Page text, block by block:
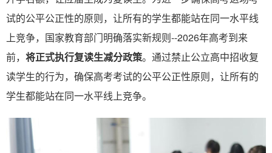
试的公平公正性的原则，让所有的学生都能站在同一水平线
上竞争，国家教育部门明确落实新规则--2026年高考到来
前， 将正式执行复读生减分政策。通过禁止公立高中招收复
读学生的行为，确保高考考试的公平公正性原则，让所有的
学生都能站在同一水平线上竞争。